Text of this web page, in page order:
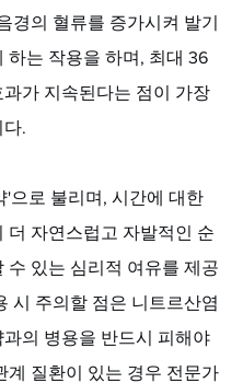
경의 혈류를 증가시켜 발기
하는 작용을 하며, 최대 36
가 지속된다는 점이 가장
다.
'으로 불리며, 시간에 대한
더 자연스럽고 자발적인 순
수 있는 심리적 여유를 제공
시 주의할 점은 니트르산염
과의 병용을 반드시 피해야
계 질환이 있는 경우 전문가